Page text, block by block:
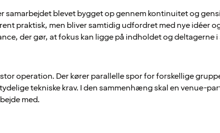
samarbejdet blevet bygget op gennem kontinuitet og
praktisk, men bliver samtidig udfordret med nye idéer
der gør, at fokus kan ligge på indholdet og deltagerne
operation. Der kører parallelle spor for forskellige
tekniske krav. I den sammenhæng skal en venue-
med.